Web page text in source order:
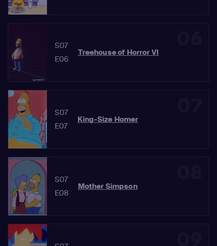
S07
E06
Treehouse of Horror VI
S07
E07
King-Size Homer
S07
E08
Mother Simpson